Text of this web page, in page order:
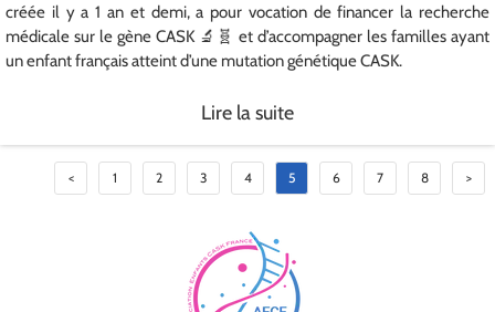
créée il y a 1 an et demi, a pour vocation de financer la recherche
médicale sur le gène CASK 🔬🧬 et d’accompagner les familles ayant
un enfant français atteint d’une mutation génétique CASK.
Lire la suite
< 1 2 3 4 5 6 7 8 >